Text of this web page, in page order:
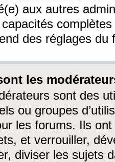
aux autres
des réglages du
les
sont des
ou groupes
les forums. Ils ont
et verrouiller,
diviser les sujets